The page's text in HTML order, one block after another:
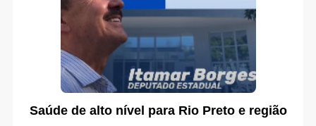
Saúde de alto nível para Rio Preto e região